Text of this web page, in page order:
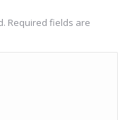
Required fields are